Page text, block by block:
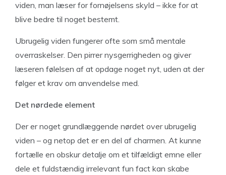
viden, man læser for fornøjelsens skyld – ikke for at
blive bedre til noget bestemt.
Ubrugelig viden fungerer ofte som små mentale
overraskelser. Den pirrer nysgerrigheden og giver
læseren følelsen af at opdage noget nyt, uden at der
følger et krav om anvendelse med.
Det nørdede element
Der er noget grundlæggende nørdet over ubrugelig
viden – og netop det er en del af charmen. At kunne
fortælle en obskur detalje om et tilfældigt emne eller
dele et fuldstændig irrelevant fun fact kan skabe